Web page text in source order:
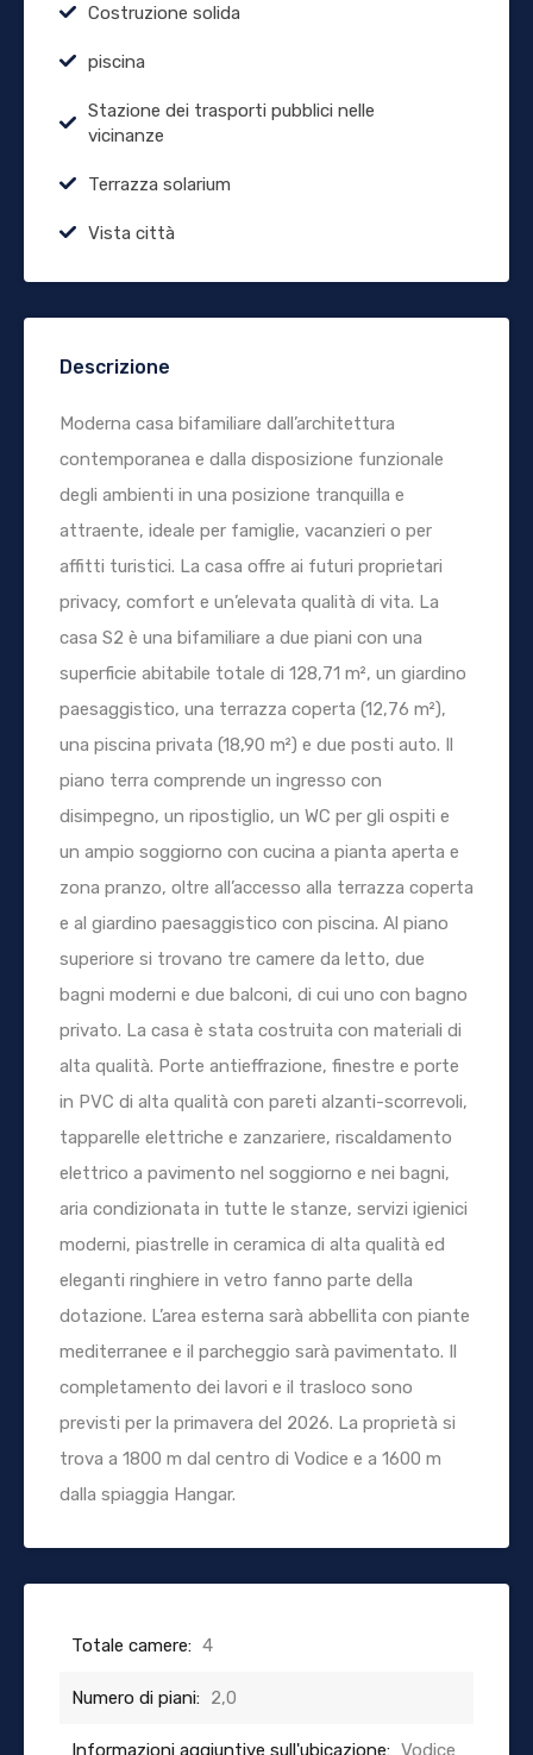
Costruzione solida
piscina
Stazione dei trasporti pubblici nelle
vicinanze
Terrazza solarium
Vista città
Descrizione
Moderna casa bifamiliare dall’architettura
contemporanea e dalla disposizione funzionale
degli ambienti in una posizione tranquilla e
attraente, ideale per famiglie, vacanzieri o per
affitti turistici. La casa offre ai futuri proprietari
privacy, comfort e un’elevata qualità di vita. La
casa S2 è una bifamiliare a due piani con una
superficie abitabile totale di 128,71 m², un giardino
paesaggistico, una terrazza coperta (12,76 m²),
una piscina privata (18,90 m²) e due posti auto. Il
piano terra comprende un ingresso con
disimpegno, un ripostiglio, un WC per gli ospiti e
un ampio soggiorno con cucina a pianta aperta e
zona pranzo, oltre all’accesso alla terrazza coperta
e al giardino paesaggistico con piscina. Al piano
superiore si trovano tre camere da letto, due
bagni moderni e due balconi, di cui uno con bagno
privato. La casa è stata costruita con materiali di
alta qualità. Porte antieffrazione, finestre e porte
in PVC di alta qualità con pareti alzanti-scorrevoli,
tapparelle elettriche e zanzariere, riscaldamento
elettrico a pavimento nel soggiorno e nei bagni,
aria condizionata in tutte le stanze, servizi igienici
moderni, piastrelle in ceramica di alta qualità ed
eleganti ringhiere in vetro fanno parte della
dotazione. L’area esterna sarà abbellita con piante
mediterranee e il parcheggio sarà pavimentato. Il
completamento dei lavori e il trasloco sono
previsti per la primavera del 2026. La proprietà si
trova a 1800 m dal centro di Vodice e a 1600 m
dalla spiaggia Hangar.
Totale camere: 4
Numero di piani: 2,0
Informazioni aggiuntive sull'ubicazione: Vodice